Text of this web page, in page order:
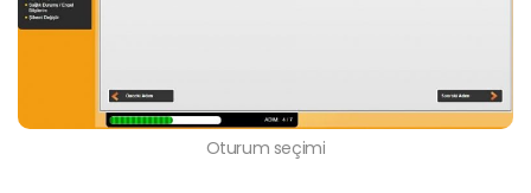
Oturum seçimi